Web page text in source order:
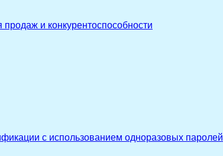
и конкурентоспособности
с использованием одноразовых паролей